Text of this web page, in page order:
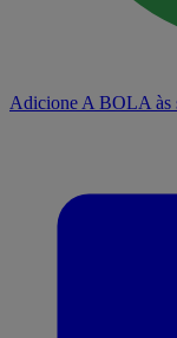
Adicione A BOLA às